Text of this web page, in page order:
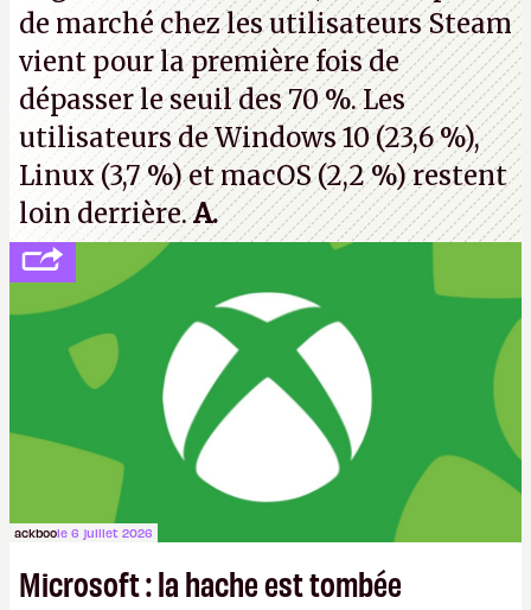
de marché chez les utilisateurs Steam
vient pour la première fois de
dépasser le seuil des 70 %. Les
utilisateurs de Windows 10 (23,6 %),
Linux (3,7 %) et macOS (2,2 %) restent
loin derrière.A.
ackboole 6 juillet 2026
Microsoft : la hache est tombée